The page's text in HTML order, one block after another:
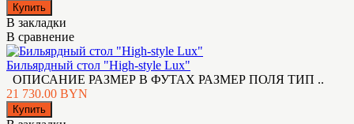
В закладки
В сравнение
Бильярдный стол "High-style Lux"
ОПИСАНИЕ РАЗМЕР В ФУТАХ РАЗМЕР ПОЛЯ ТИП ..
21 730.00 BYN